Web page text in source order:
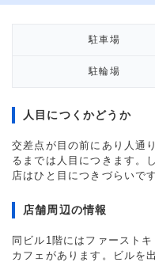
駐車場
駐輪場
人目につくかどうか
交差点が目の前にあり人通
るまでは人目につきます。
店はひと目につきづらいです
店舗周辺の情報
同ビル1階にはファースト
カフェがあります。ビルを